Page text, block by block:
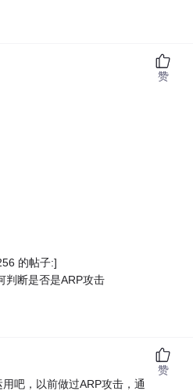
的帖子:]
判断是否是ARP攻击
赞
吧，以前做过ARP攻击，通
赞